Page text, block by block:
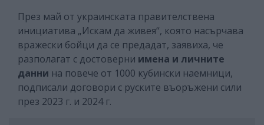
През май от украинската правителствена
инициатива „Искам да живея“, която насърчава
вражески бойци да се предадат, заявиха, че
разполагат с достоверни имена и личните
данни на повече от 1000 кубински наемници,
подписали договори с руските въоръжени сили
през 2023 г. и 2024 г.